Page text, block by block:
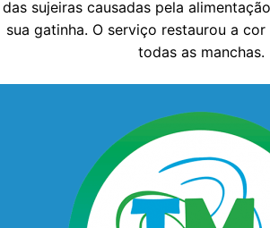
das sujeiras causadas pela
sua gatinha. O serviço restaurou a
todas as manchas.